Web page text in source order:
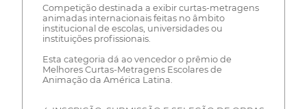
Competição destinada a exibir curtas-metragens
animadas internacionais feitas no âmbito
institucional de escolas, universidades ou
instituições profissionais.
Esta categoria dá ao vencedor o prêmio de
Melhores Curtas-Metragens Escolares de
Animação da América Latina.